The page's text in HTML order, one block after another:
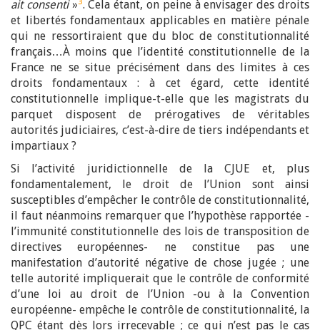
ait consenti» . Cela étant, on peine à envisager des droits
et libertés fondamentaux applicables en matière pénale
qui ne ressortiraient que du bloc de constitutionnalité
français…À moins que l’identité constitutionnelle de la
France ne se situe précisément dans des limites à ces
droits fondamentaux : à cet égard, cette identité
constitutionnelle implique-t-elle que les magistrats du
parquet disposent de prérogatives de véritables
autorités judiciaires, c’est-à-dire de tiers indépendants et
impartiaux ?
Si l’activité juridictionnelle de la CJUE et, plus
fondamentalement, le droit de l’Union sont ainsi
susceptibles d’empêcher le contrôle de constitutionnalité,
il faut néanmoins remarquer que l’hypothèse rapportée -
l’immunité constitutionnelle des lois de transposition de
directives européennes- ne constitue pas une
manifestation d’autorité négative de chose jugée ; une
telle autorité impliquerait que le contrôle de conformité
d’une loi au droit de l’Union -ou à la Convention
européenne- empêche le contrôle de constitutionnalité, la
QPC étant dès lors irrecevable ; ce qui n’est pas le cas